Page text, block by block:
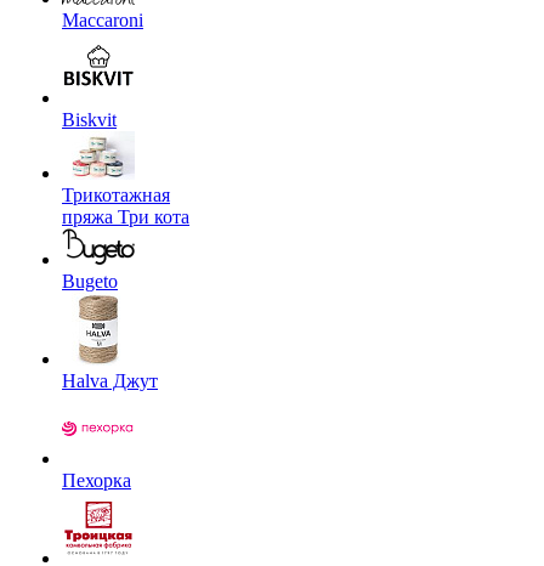
Maccaroni
Biskvit
Трикотажная
пряжа Три кота
Bugeto
Halva Джут
Пехорка